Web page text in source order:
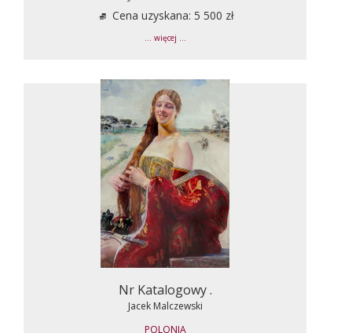
Cena uzyskana: 5 500 zł
... więcej ...
Nr Katalogowy .
Jacek Malczewski
POLONIA